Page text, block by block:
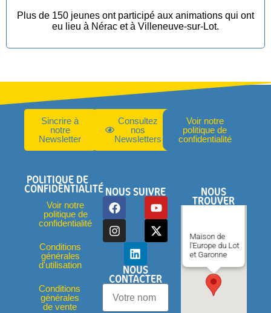
Plus de 150 jeunes ont participé aux animations qui ont
eu lieu à Nérac et à Villeneuve-sur-Lot.
Sincrire à
notre
Newsletter
Consultez
nos
Newsletters
Voir notre
politique de
confidentialité
POLITIQUE DE
CONFIDENTIALITÉ
Voir notre
politique de
confidentialité
Conditions
générales
d'utilisation
Conditions
générales
de vente
NOUS SUIVRE
NOUS
CONTACTER
NOUS
TROUVER
Maison de
l'Europe du Lot
et Garonne